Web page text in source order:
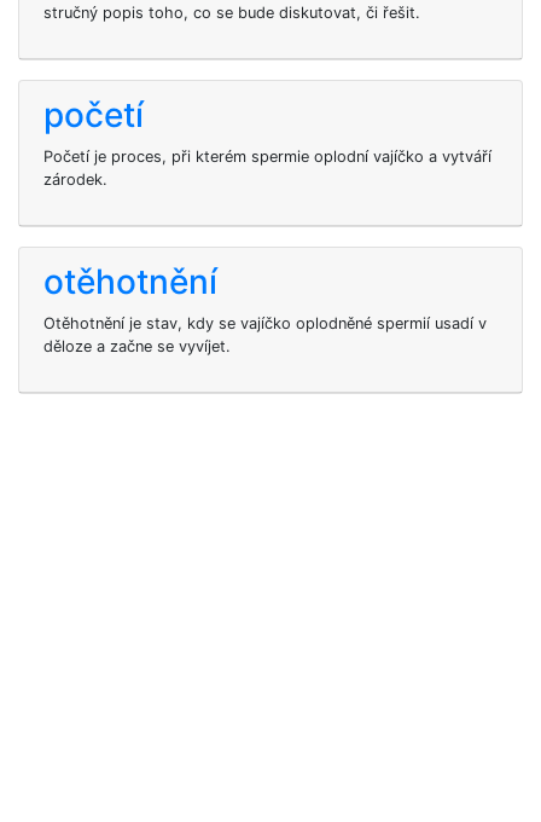
stručný popis toho, co se bude diskutovat, či řešit.
početí
Početí je proces, při kterém spermie oplodní vajíčko a vytváří
zárodek.
otěhotnění
Otěhotnění je stav, kdy se vajíčko oplodněné spermií usadí v
děloze a začne se vyvíjet.